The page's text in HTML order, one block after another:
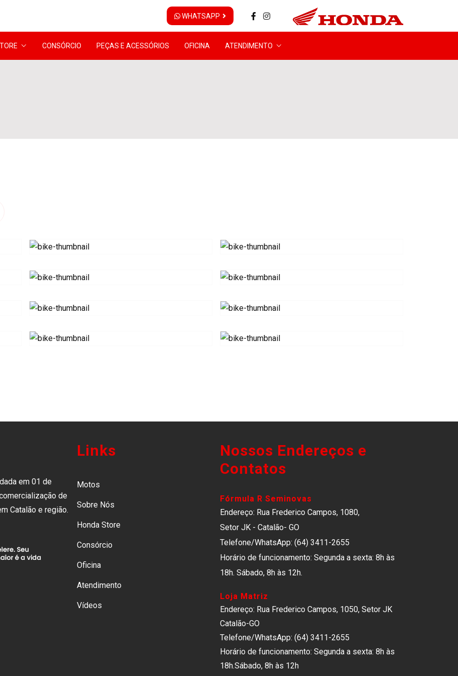
WHATSAPP
CONSÓRCIO PEÇAS E ACESSÓRIOS OFICINA ATENDIMENTO
em 01 de
de
Catalão e região.
Links
Motos
Sobre Nós
Honda Store
Consórcio
Oficina
Atendimento
Vídeos
Nossos Endereços e
Contatos
Fórmula R Seminovas
Endereço: Rua Frederico Campos, 1080,
Setor JK - Catalão- GO
Telefone/WhatsApp: (64) 3411-2655
Horário de funcionamento: Segunda a sexta: 8h às
18h. Sábado, 8h às 12h.
Loja Matriz
Endereço: Rua Frederico Campos, 1050, Setor JK
Catalão-GO
Telefone/WhatsApp: (64) 3411-2655
Horário de funcionamento: Segunda a sexta: 8h às
18h.Sábado, 8h às 12h